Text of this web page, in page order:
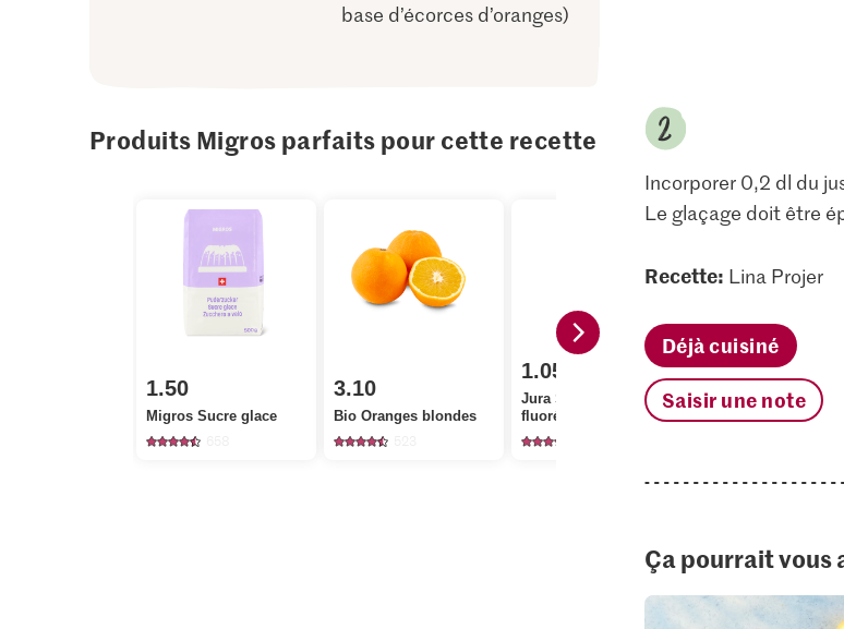
base d’écorces d’oranges)
Produits Migros parfaits pour cette recette
1.50
Migros Sucre glace
3.10
Bio Oranges blondes
1.05
Jura Sel Sel iodé et
fluoré
Incorporer 0,2 dl du
Le glaçage doit être
Recette: Lina Projer
Déjà cuisiné
Saisir une note
Ça pourrait vous